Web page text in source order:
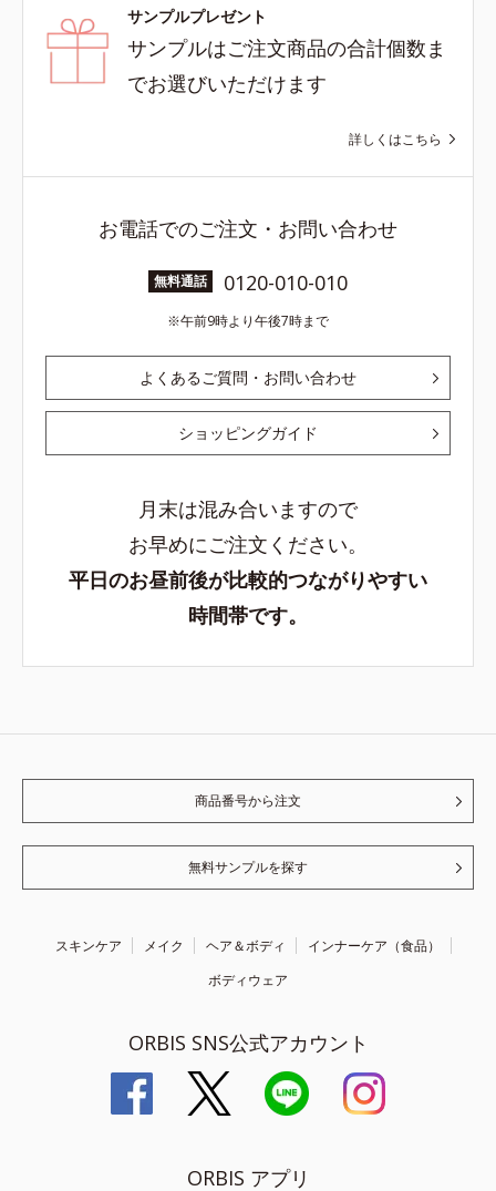
サンプルプレゼント
サンプルはご注文商品の合計個数ま
でお選びいただけます
詳しくはこちら
お電話でのご注文・お問い合わせ
無料通話 0120-010-010
午前9時より午後7時まで
よくあるご質問・お問い合わせ
ショッピングガイド
月末は混み合いますので
お早めにご注文ください。
平日のお昼前後が比較的つながりやすい
時間帯です。
商品番号から注文
無料サンプルを探す
スキンケア メイク ヘア＆ボディ
インナーケア（食品）
ボディウェア
ORBIS SNS公式アカウント
ORBIS アプリ